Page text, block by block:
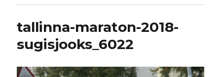
tallinna-maraton-2018-
sugisjooks_6022